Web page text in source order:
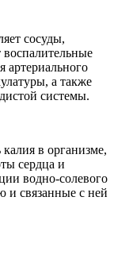
сосуды,
артериального
а также
системы.
в организме,
сердца и
водно-солевого
и связанные с ней